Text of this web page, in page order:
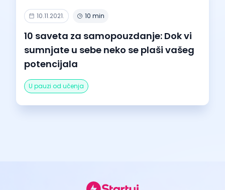
10.11.2021. 10 min
10 saveta za samopouzdanje: Dok vi
sumnjate u sebe neko se plaši vašeg
potencijala
U pauzi od učenja